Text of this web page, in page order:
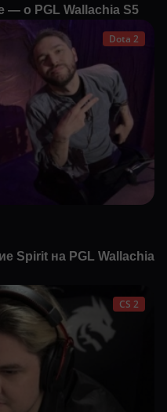
— о PGL Wallachia S5
Dota 2
Spirit на PGL Wallachia
CS 2